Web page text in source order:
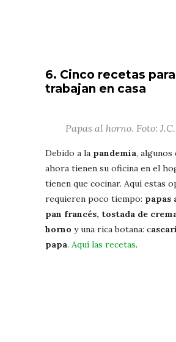
6. Cinco recetas
trabajan en casa
Papas al horno. Foto:
Debido a la pandemia, algunos
ahora tienen su oficina en el
tienen que cocinar. Aquí estas
requieren poco tiempo: papas
pan francés, tostada de
horno y una rica botana: c
papa. Aquí las recetas.